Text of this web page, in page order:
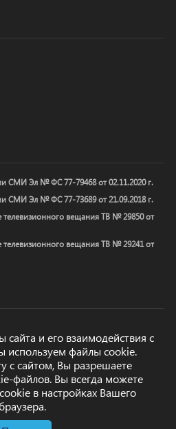
СМИ Эл № ФС 77-79468 от 02.11.2020 г.
СМИ Эл № ФС 77-73689 от 21.09.2018 г.
вещания ТВ № 29850 от
вещания ТВ № 29241 от
ОТПРАВИТЬ
и его взаимодействия с
используем файлы cookie.
с сайтом, Вы разрешаете
файлов. Вы всегда можете
в настройках Вашего
браузера.